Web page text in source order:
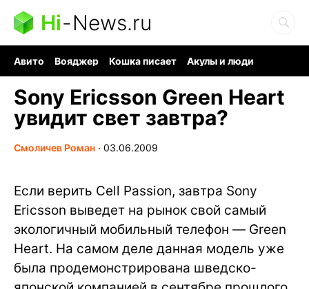
Hi-News.ru
Авито Вояджер Кошка писает
Акулы и люди
Sony Ericsson Green Heart
увидит свет завтра?
Смоличев Роман ∙ 03.06.2009
Если верить Cell Passion, завтра Sony
Ericsson выведет на рынок свой самый
экологичный мобильный телефон — Green
Heart. На самом деле данная модель уже
была продемонстрирована шведско-